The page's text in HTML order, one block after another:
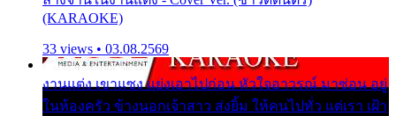
(KARAOKE)
33 views • 03.08.2569
งานแต่ง เขาแซง แย่งเอาไปก่อน หัวใจอาวรณ์ มาซ่อน อยู่
ในห้องครัว ข้างนอกเจ้าสาว ส่งยิ้ม ให้คนไปทั่ว แต่เรา เฝ้า